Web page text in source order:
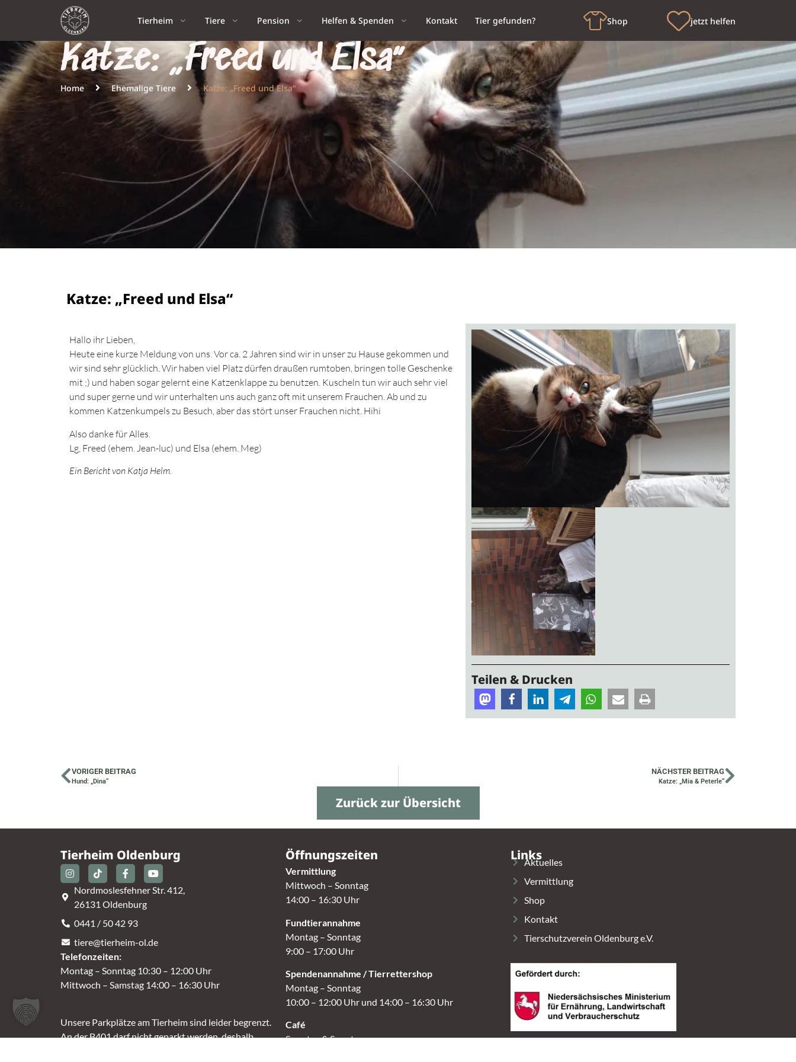
Tierheim Tiere Pension Helfen & Spenden Kontakt Tier gefunden? Shop jetzt helfen
Katze: „Freed und Elsa“
Home Ehemalige Tiere Katze: „Freed und Elsa“
Katze: „Freed und Elsa“
Hallo ihr Lieben,
Heute eine kurze Meldung von uns. Vor ca. 2 Jahren sind wir in unser zu Hause gekommen und
wir sind sehr glücklich. Wir haben viel Platz dürfen draußen rumtoben, bringen tolle Geschenke
mit ;) und haben sogar gelernt eine Katzenklappe zu benutzen. Kuscheln tun wir auch sehr viel
und super gerne und wir unterhalten uns auch ganz oft mit unserem Frauchen. Ab und zu
kommen Katzenkumpels zu Besuch, aber das stört unser Frauchen nicht. Hihi
Also danke für Alles.
Lg, Freed (ehem. Jean-luc) und Elsa (ehem. Meg)
Ein Bericht von Katja Helm.
Teilen & Drucken
VORIGER BEITRAG
Hund: „Dina“
NÄCHSTER BEITRAG
Katze: „Mia & Peterle“
Zurück zur Übersicht
Tierheim Oldenburg
Nordmoslesfehner Str. 412,
26131 Oldenburg
0441 / 50 42 93
tiere@tierheim-ol.de
Telefonzeiten:
Montag – Sonntag 10:30 – 12:00 Uhr
Mittwoch – Samstag 14:00 – 16:30 Uhr
Unsere Parkplätze am Tierheim sind leider begrenzt.
An der B401 darf nicht geparkt werden, deshalb
Öffnungszeiten
Vermittlung
Mittwoch – Sonntag
14:00 – 16:30 Uhr
Fundtierannahme
Montag – Sonntag
9:00 – 17:00 Uhr
Spendenannahme / Tierrettershop
Montag – Sonntag
10:00 – 12:00 Uhr und 14:00 – 16:30 Uhr
Café
Samstag & Sonntag
Links
Aktuelles
Vermittlung
Shop
Kontakt
Tierschutzverein Oldenburg e.V.